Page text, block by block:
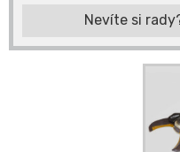
Nevíte si